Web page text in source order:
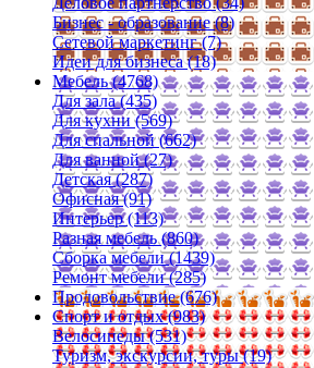
Бизнес - образование (8)
Сетевой маркетинг (7)
Идеи для бизнеса (18)
Мебель (4768)
Для зала (435)
Для кухни (569)
Для спальной (662)
Для ванной (27)
Детская (287)
Офисная (91)
Интерьер (113)
Разная мебель (860)
Сборка мебели (1439)
Ремонт мебели (285)
Продовольствие (676)
Спорт и отдых (983)
Велосипеды (531)
Туризм, экскурсии, туры (19)